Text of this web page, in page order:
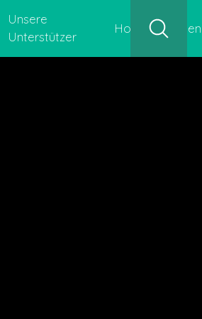
Unsere
Unterstützer
Hofgeschichten